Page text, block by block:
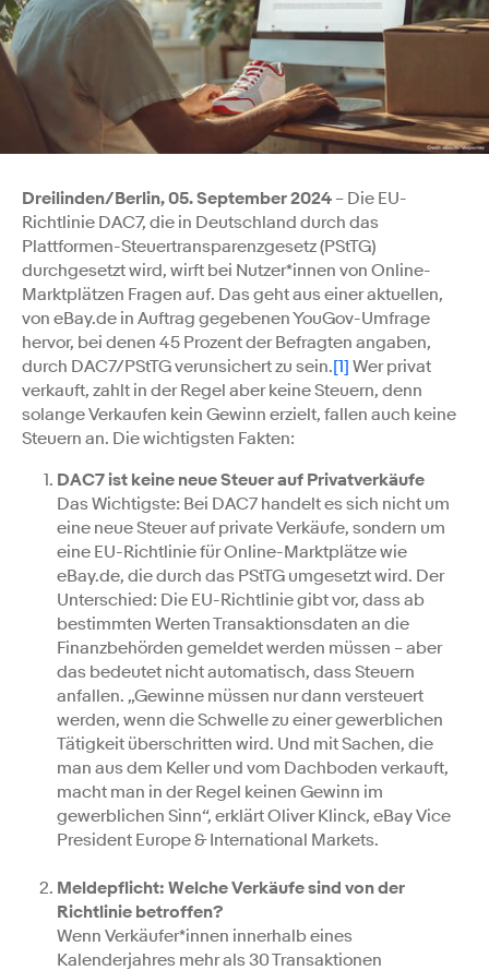
Dreilinden/Berlin, 05. September 2024 – Die EU-
Richtlinie DAC7, die in Deutschland durch das
Plattformen-Steuertransparenzgesetz (PStTG)
durchgesetzt wird, wirft bei Nutzer*innen von Online-
Marktplätzen Fragen auf. Das geht aus einer aktuellen,
von eBay.de in Auftrag gegebenen YouGov-Umfrage
hervor, bei denen 45 Prozent der Befragten angaben,
durch DAC7/PStTG verunsichert zu sein.[1] Wer privat
verkauft, zahlt in der Regel aber keine Steuern, denn
solange Verkaufen kein Gewinn erzielt, fallen auch keine
Steuern an. Die wichtigsten Fakten:
DAC7 ist keine neue Steuer auf Privatverkäufe
Das Wichtigste: Bei DAC7 handelt es sich nicht um
eine neue Steuer auf private Verkäufe, sondern um
eine EU-Richtlinie für Online-Marktplätze wie
eBay.de, die durch das PStTG umgesetzt wird. Der
Unterschied: Die EU-Richtlinie gibt vor, dass ab
bestimmten Werten Transaktionsdaten an die
Finanzbehörden gemeldet werden müssen – aber
das bedeutet nicht automatisch, dass Steuern
anfallen. „Gewinne müssen nur dann versteuert
werden, wenn die Schwelle zu einer gewerblichen
Tätigkeit überschritten wird. Und mit Sachen, die
man aus dem Keller und vom Dachboden verkauft,
macht man in der Regel keinen Gewinn im
gewerblichen Sinn“, erklärt Oliver Klinck, eBay Vice
President Europe & International Markets.
Meldepflicht: Welche Verkäufe sind von der
Richtlinie betroffen?
Wenn Verkäufer*innen innerhalb eines
Kalenderjahres mehr als 30 Transaktionen